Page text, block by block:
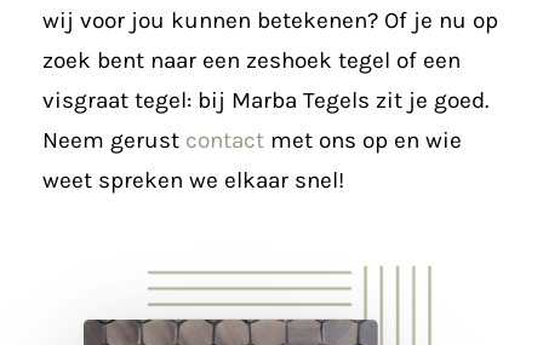
wij voor jou kunnen betekenen? Of je nu op
zoek bent naar een zeshoek tegel of een
visgraat tegel: bij Marba Tegels zit je goed.
Neem gerust contactmet ons op en wie
weet spreken we elkaar snel!